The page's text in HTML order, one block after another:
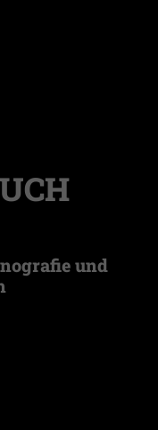
und